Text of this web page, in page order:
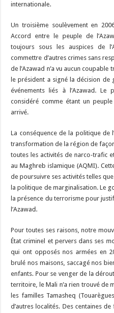
internationale.
Un troisième soulèvement en
Accord entre le peuple de
toujours sous les auspices de
commettre d’autres crimes sans
de l’Azawad n’a vu aucun
le président a signé la décision de
événements liés à l’Azawad. Le
considéré comme étant un
arrivé.
La conséquence de la politique de
transformation de la région de
toutes les activités de narco-trafic
au Maghreb islamique (AQMI).
de poursuivre ses activités telles
la politique de marginalisation. Le
la présence du terrorisme pour
l’Azawad.
Pour toutes ses raisons, notre
État criminel et pervers dans ses
qui ont opposés nos armées en
brulé nos maisons, saccagé nos
enfants. Pour se venger de la
territoire, le Mali n’a rien trouvé de
les familles Tamasheq
d’autres localités. Des centaines